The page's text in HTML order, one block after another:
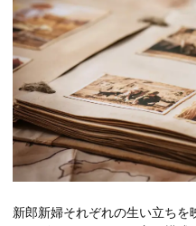
新郎新婦それぞれの生い立ち